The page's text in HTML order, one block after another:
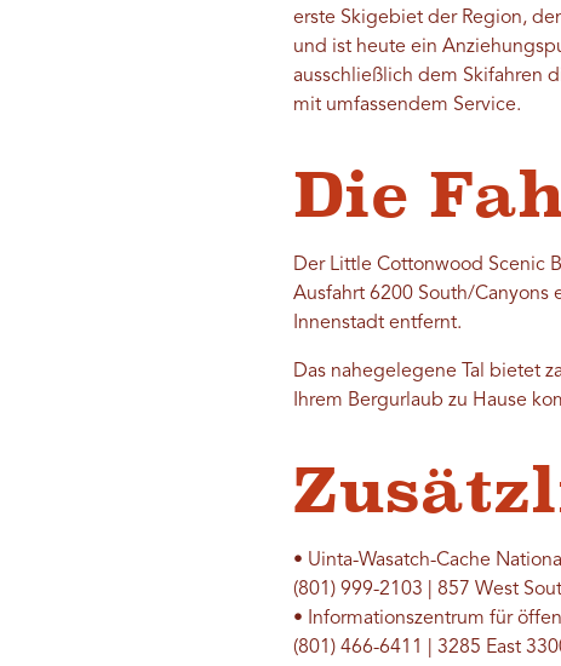
erste Skigebiet der Region,
und ist heute ein
ausschließlich dem Skifahren
mit umfassendem Service.
Die
Der Little Cottonwood Scenic
Ausfahrt 6200 South/Canyons
Innenstadt entfernt.
Das nahegelegene Tal bietet
Ihrem Bergurlaub zu Hause
• Uinta-Wasatch-Cache
(801) 999-2103 | 857 West
• Informationszentrum für
(801) 466-6411 | 3285 East